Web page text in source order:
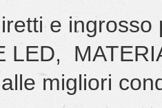
e
LED,
migliori